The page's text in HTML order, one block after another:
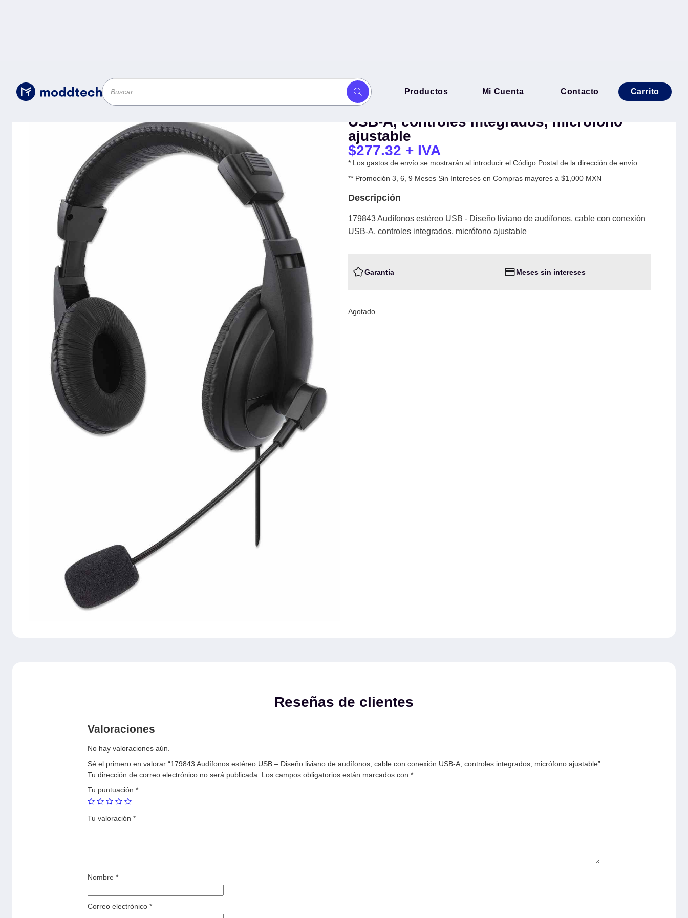
Productos Mi Cuenta Contacto Carrito
Electrónica/179843 Audífonos estéreo USB - Diseño liviano de audífonos, cable con
conexión USB-A, controles integrados, micrófono ajustable
179843 Audífonos estéreo USB - Diseño
liviano de audífonos, cable con conexión
USB-A, controles integrados, micrófono
ajustable
$277.32 + IVA
* Los gastos de envío se mostrarán al introducir el Código Postal de la dirección de envío
** Promoción 3, 6, 9 Meses Sin Intereses en Compras mayores a $1,000 MXN
Descripción
179843 Audífonos estéreo USB - Diseño liviano de audífonos, cable con conexión
USB-A, controles integrados, micrófono ajustable
Garantia Meses sin intereses
Agotado
Reseñas de clientes
Valoraciones
No hay valoraciones aún.
Sé el primero en valorar “179843 Audífonos estéreo USB – Diseño liviano de audífonos, cable con conexión USB-A, controles integrados, micrófono ajustable”
Tu dirección de correo electrónico no será publicada.
Los campos obligatorios están marcados con *
Tu puntuación *
Tu valoración *
Nombre *
Correo electrónico *